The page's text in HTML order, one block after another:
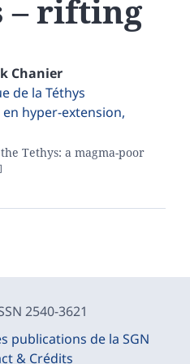
– rifting
Chanier
de la Téthys
hyper-extension,
Tethys: a magma-poor
2540-3621
publications de la SGN
& Crédits